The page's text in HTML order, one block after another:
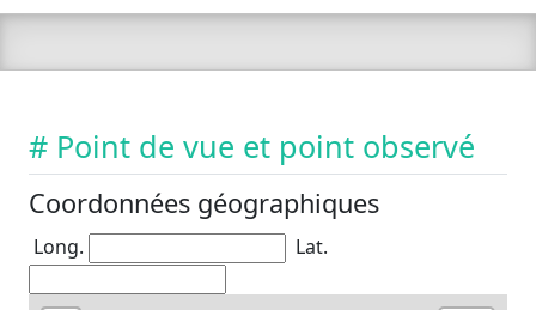
# Point de vue et point observé
Coordonnées géographiques
Long. Lat.